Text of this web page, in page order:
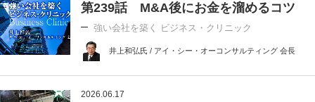
第239話 M&A後にお金を溜めるコツ
強い会社を築く ビジネス・クリニック
井上和弘氏 / アイ・シー・オーコンサルティング 会長
2026.06.17